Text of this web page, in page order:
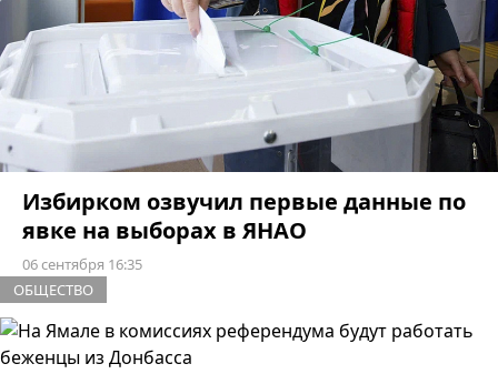
Избирком озвучил первые данные по
явке на выборах в ЯНАО
06 сентября 16:35
ОБЩЕСТВО